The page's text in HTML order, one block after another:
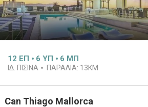
12 ΕΠ 6 ΥΠ 6 ΜΠ
ΙΔ. ΠΙΣΊΝΑ ΠΑΡΑΛΊΑ: 13KM
Can Thiago Mallorca